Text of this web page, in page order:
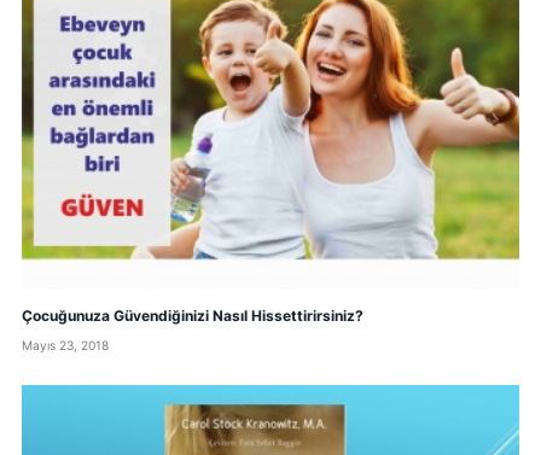
Çocuğunuza Güvendiğinizi Nasıl Hissettirirsiniz?
Mayıs 23, 2018